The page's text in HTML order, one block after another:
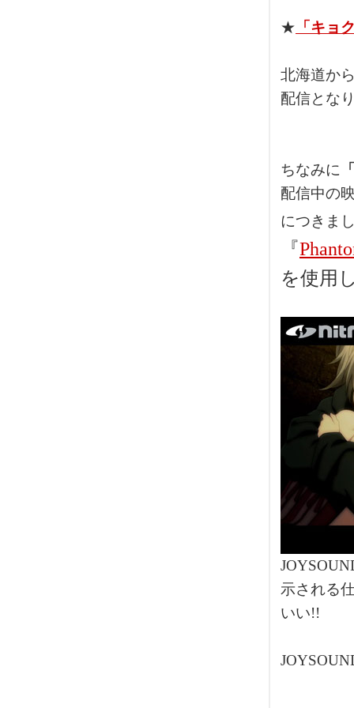
★ 「キョ
北海道か
配信とな
ちなみに
配信中の
につきま
『
を使用
示される
いい!!